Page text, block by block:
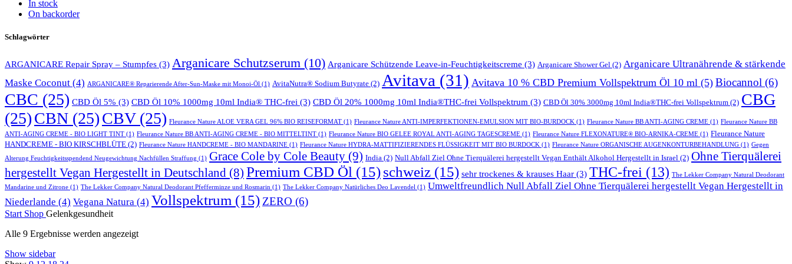
In stock
On backorder
Schlagwörter
ARGANICARE Repair Spray – Stumpfes (3) Arganicare Schutzserum (10) Arganicare Schützende Leave-in-Feuchtigkeitscreme (3) Arganicare Shower Gel (2) Arganicare Ultranährende & stärkende
Maske Coconut (4) ARGANICARE® Reparierende After-Sun-Maske mit Monoi-Öl (1) AvitaNutra® Sodium Butyrate (2) Avitava (31) Avitava 10 % CBD Premium Vollspektrum Öl 10 ml (5) Biocannol (6)
CBC (25) CBD Öl 5% (3) CBD Öl 10% 1000mg 10ml India® THC-frei (3) CBD Öl 20% 1000mg 10ml India®THC-frei Vollspektrum (3) CBD Öl 30% 3000mg 10ml India®THC-frei Vollspektrum (2) CBG
(25)CBN (25)CBV(25) Fleurance Nature ALOE VERA GEL 96% BIO REISEFORMAT (1) Fleurance Nature ANTI-IMPERFEKTIONEN-EMULSION MIT BIO-BURDOCK (1) Fleurance Nature BB ANTI-AGING CREME (1) Fleurance Nature BB
ANTI-AGING CREME - BIO LIGHT TINT (1) Fleurance Nature BB ANTI-AGING CREME - BIO MITTELTINT (1) Fleurance Nature BIO GELEE ROYAL ANTI-AGING TAGESCREME (1) Fleurance Nature FLEXONATURE® BIO-ARNIKA-CREME (1) Fleurance Nature
HANDCREME - BIO KIRSCHBLÜTE (2) Fleurance Nature HANDCREME - BIO MANDARINE (1) Fleurance Nature HYDRA-MATTIFIZIERENDES FLÜSSIGKEIT MIT BIO BURDOCK (1) Fleurance Nature ORGANISCHE AUGENKONTURBEHANDLUNG (1) Gegen
Alterung Feuchtigkeitsspendend Neugewichtung Nachfüllen Straffung (1) Grace Cole by Cole Beauty (9) India (2) Null Abfall Ziel Ohne Tierquälerei hergestellt Vegan Enthält Alkohol Hergestellt in Israel (2) Ohne Tierquälerei
hergestellt Vegan Hergestellt in Deutschland (8) Premium CBD Öl (15)schweiz (15) sehr trockenes & krauses Haar (3) THC-frei (13) The Lekker Company Natural Deodorant
Mandarine und Zitrone (1) The Lekker Company Natural Deodorant Pfefferminze und Rosmarin (1) The Lekker Company Natürliches Deo Lavendel (1) Umweltfreundlich Null Abfall Ziel Ohne Tierquälerei hergestellt Vegan Hergestellt in
Niederlande (4) Vegana Natura (4) Vollspektrum (15) ZERO (6)
Start Shop Gelenkgesundheit
Alle 9 Ergebnisse werden angezeigt
Show sidebar